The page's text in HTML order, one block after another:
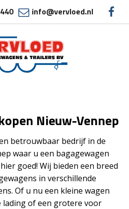
info@vervloed.nl
KOPEN NIEUW-VENNEP
Nieuw-Vennep
betrouwbaar bedrijf in de
waar u een bagagewagen
goed! Wij bieden een breed
in verschillende
Of u nu een kleine wagen
of een grotere voor